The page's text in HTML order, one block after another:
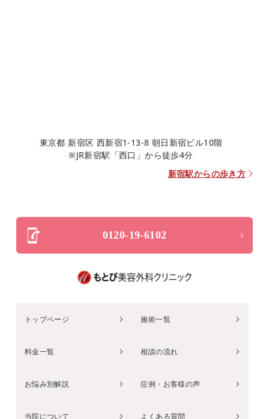
東京都 新宿区 西新宿1-13-8 朝日新宿ビル10階
※JR新宿駅「西口」から徒歩4分
新宿駅からの歩き方
0120-19-6102
トップページ 施術一覧
料金一覧 相談の流れ
お悩み別解説 症例・お客様の声
当院について よくある質問